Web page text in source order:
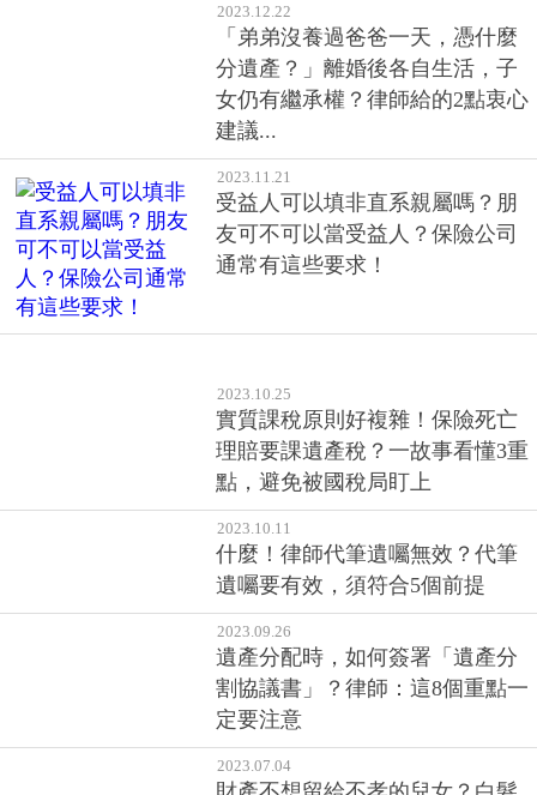
2023.12.22
「弟弟沒養過爸爸一天，憑什麼
分遺產？」離婚後各自生活，子
女仍有繼承權？律師給的2點衷心
建議...
2023.11.21
受益人可以填非直系親屬嗎？朋
友可不可以當受益人？保險公司
通常有這些要求！
理賠要課遺產稅？一故事看懂3重
點，避免被國稅局盯上
2023.10.11
什麼！律師代筆遺囑無效？代筆
遺囑要有效，須符合5個前提
2023.09.26
遺產分配時，如何簽署「遺產分
割協議書」？律師：這8個重點一
定要注意
2023.07.04
財產不想留給不孝的兒女？白髮
人送黑髮人怎麼繼承？那些你該